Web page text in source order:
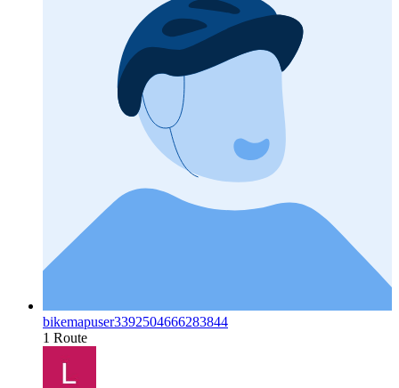
bikemapuser3392504666283844
1 Route